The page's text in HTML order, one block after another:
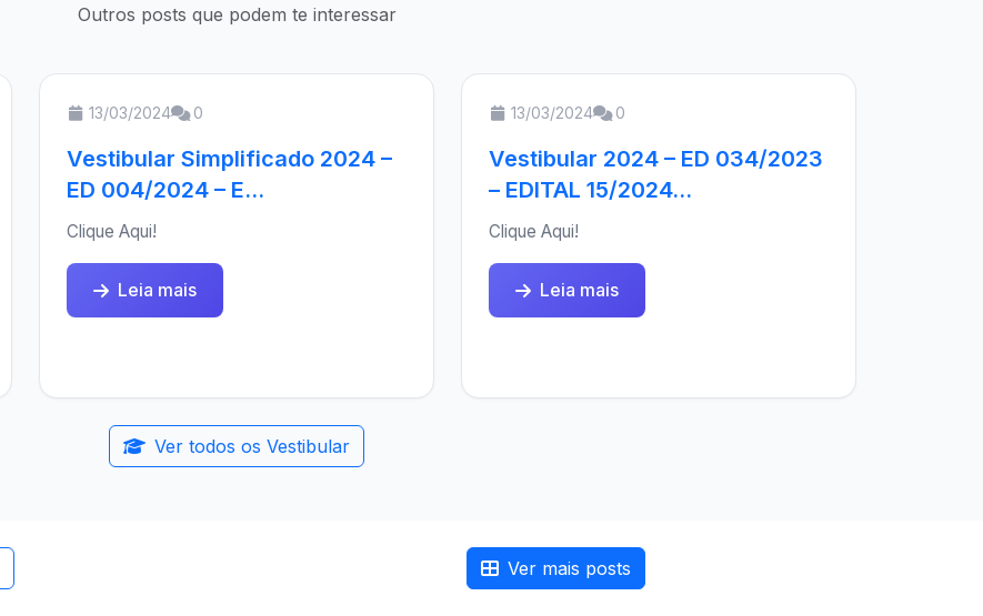
Outros posts que podem te interessar
13/03/2024 0
Vestibular Simplificado 2024 –
ED 004/2024 – E...
Clique Aqui!
Leia mais
13/03/2024 0
Vestibular 2024 – ED 034/2023
– EDITAL 15/2024...
Clique Aqui!
Leia mais
Ver todos os Vestibular
Ver mais posts